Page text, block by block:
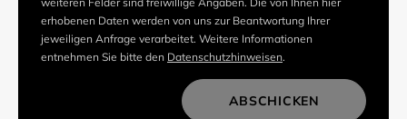
erhobenen Daten werden von uns zur Beantwortung Ihrer
jeweiligen Anfrage verarbeitet. Weitere Informationen
entnehmen Sie bitte den Datenschutzhinweisen.
ABSCHICKEN